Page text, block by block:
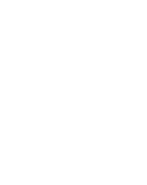
Zaharieva,
que se han